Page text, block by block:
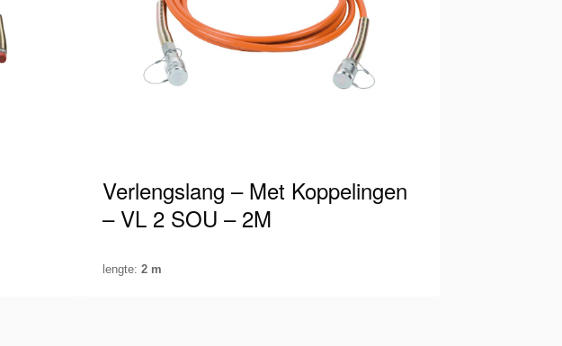
Verlengslang – Met Koppelingen
– VL 2 SOU – 2M
lengte: 2 m